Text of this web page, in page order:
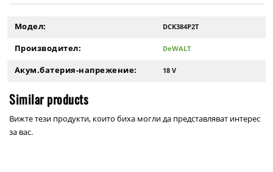
Модел: DCK384P2T
Производител: DeWALT
Акум.батерия-напрежение: 18 V
Similar products
Вижте тези продукти, които биха могли да представляват интерес
за вас.